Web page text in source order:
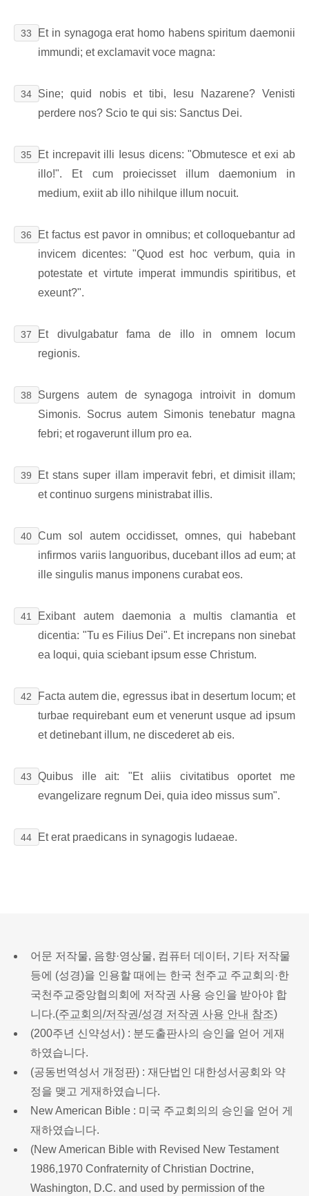
33
Et in synagoga erat homo habens spiritum daemonii
immundi; et exclamavit voce magna:
34
Sine; quid nobis et tibi, Iesu Nazarene? Venisti
perdere nos? Scio te qui sis: Sanctus Dei.
35
Et increpavit illi Iesus dicens: "Obmutesce et exi ab
illo!". Et cum proiecisset illum daemonium in
medium, exiit ab illo nihilque illum nocuit.
36
Et factus est pavor in omnibus; et colloquebantur ad
invicem dicentes: "Quod est hoc verbum, quia in
potestate et virtute imperat immundis spiritibus, et
exeunt?".
37
Et divulgabatur fama de illo in omnem locum
regionis.
38
Surgens autem de synagoga introivit in domum
Simonis. Socrus autem Simonis tenebatur magna
febri; et rogaverunt illum pro ea.
39
Et stans super illam imperavit febri, et dimisit illam;
et continuo surgens ministrabat illis.
40 Cum sol autem occidisset, omnes, qui habebant
infirmos variis languoribus, ducebant illos ad eum; at
ille singulis manus imponens curabat eos.
41
Exibant autem daemonia a multis clamantia et
dicentia: "Tu es Filius Dei". Et increpans non sinebat
ea loqui, quia sciebant ipsum esse Christum.
42
Facta autem die, egressus ibat in desertum locum; et
turbae requirebant eum et venerunt usque ad ipsum
et detinebant illum, ne discederet ab eis.
43
Quibus ille ait: "Et aliis civitatibus oportet me
evangelizare regnum Dei, quia ideo missus sum".
44 Et erat praedicans in synagogis Iudaeae.
어문 저작물, 음향·영상물, 컴퓨터 데이터, 기타 저작물
등에 (성경)을 인용할 때에는 한국 천주교 주교회의·한
국천주교중앙협의회에 저작권 사용 승인을 받아야 합
니다.(주교회의/저작권/성경 저작권 사용 안내 참조)
(200주년 신약성서) : 분도출판사의 승인을 얻어 게재
하였습니다.
(공동번역성서 개정판) : 재단법인 대한성서공회와 약
정을 맺고 게재하였습니다.
New American Bible : 미국 주교회의의 승인을 얻어 게
재하였습니다.
(New American Bible with Revised New Testament
1986,1970 Confraternity of Christian Doctrine,
Washington, D.C. and used by permission of the